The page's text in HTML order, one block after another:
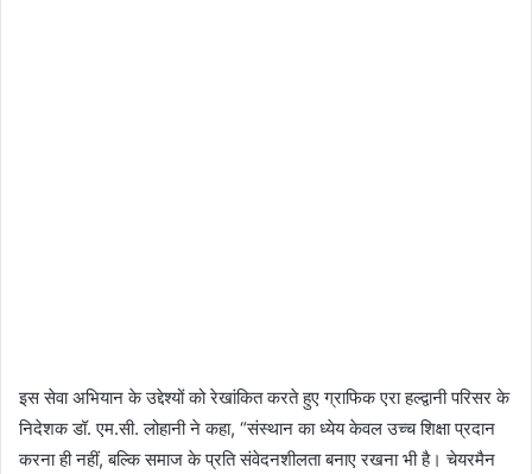
इस सेवा अभियान के उद्देश्यों को रेखांकित करते हुए ग्राफिक एरा हल्द्वानी परिसर के
निदेशक डॉ. एम.सी. लोहानी ने कहा, “संस्थान का ध्येय केवल उच्च शिक्षा प्रदान
करना ही नहीं, बल्कि समाज के प्रति संवेदनशीलता बनाए रखना भी है। चेयरमैन